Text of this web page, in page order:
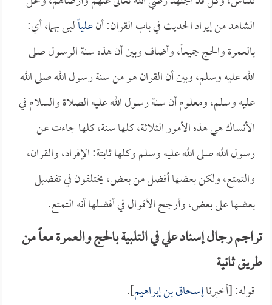
الشاهد من إيراد الحديث في باب القران: أنعلياًلبى بهما، أي:
بالعمرة والحج جميعاً، وأضاف وبين أن هذه سنة الرسول صلى
الله عليه وسلم، وبين أن القران هو من سنة رسول الله صلى الله
عليه وسلم، ومعلوم أن سنة رسول الله عليه الصلاة والسلام في
الأنساك هي هذه الأمور الثلاثة، كلها سنة، كلها جاءت عن
رسول الله صلى الله عليه وسلم وكلها ثابتة: الإفراد، والقران،
والتمتع، ولكن بعضها أفضل من بعض، يختلفون في تفضيل
بعضها على بعض، وأرجح الأقوال في أفضلها أنه التمتع.
تراجم رجال إسناد علي في التلبية بالحج والعمرة معاً من
طريق ثانية
قوله: [أخبرناإسحاق بن إبراهيم].